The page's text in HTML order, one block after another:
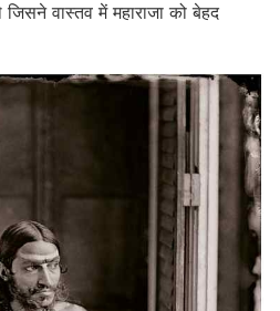
वास्तव में महाराजा को बेहद